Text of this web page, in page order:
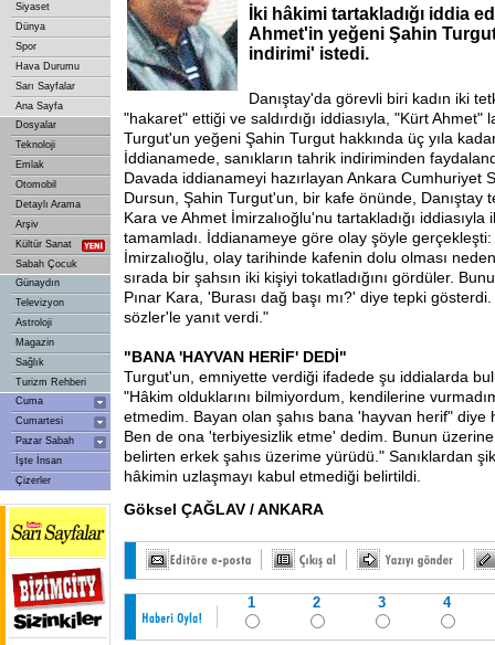
Siyaset
Dünya
Spor
Hava Durumu
Sarı Sayfalar
Ana Sayfa
Dosyalar
Teknoloji
Emlak
Otomobil
Detaylı Arama
Arşiv
Kültür Sanat
Sabah Çocuk
Günaydın
Televizyon
Astroloji
Magazin
Sağlık
Turizm Rehberi
Cuma
Cumartesi
Pazar Sabah
İşte İnsan
Çizerler
İki hâkimi tartakladığı iddia
Ahmet'in yeğeni Şahin
indirimi' istedi.
Danıştay'da görevli biri kadın iki
"hakaret" ettiği ve saldırdığı iddiasıyla, "Kürt Ahmet"
Turgut'un yeğeni Şahin Turgut hakkında üç yıla
İddianamede, sanıkların tahrik indiriminden
Davada iddianameyi hazırlayan Ankara Cumhuriyet
Dursun, Şahin Turgut'un, bir kafe önünde, Danıştay
Kara ve Ahmet İmirzalıoğlu'nu tartakladığı iddiasıyla
tamamladı. İddianameye göre olay şöyle
İmirzalıoğlu, olay tarihinde kafenin dolu olması
sırada bir şahsın iki kişiyi tokatladığını gördüler.
Pınar Kara, 'Burası dağ başı mı?' diye tepki
sözler'le yanıt verdi."
"BANA'HAYVAN HERİF' DEDİ"
Turgut'un, emniyette verdiği ifadede şu iddialarda
"Hâkim olduklarını bilmiyordum, kendilerine
etmedim. Bayan olan şahıs bana 'hayvan herif" diye
Ben de ona 'terbiyesizlik etme' dedim. Bunun
belirten erkek şahıs üzerime yürüdü." Sanıklardan
hâkimin uzlaşmayı kabul etmediği belirtildi.
Göksel ÇAĞLAV / ANKARA
1 2 3 4